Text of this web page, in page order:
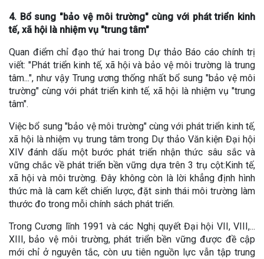
4. Bổ sung "bảo vệ môi trường" cùng với phát triển kinh
tế, xã hội là nhiệm vụ "trung tâm"
Quan điểm chỉ đạo thứ hai trong Dự thảo Báo cáo chính trị
viết: "Phát triển kinh tế, xã hội và bảo vệ môi trường là trung
tâm...", như vậy Trung ương thống nhất bổ sung "bảo vệ môi
trường" cùng với phát triển kinh tế, xã hội là nhiệm vụ "trung
tâm".
Việc bổ sung "bảo vệ môi trường" cùng với phát triển kinh tế,
xã hội là nhiệm vụ trung tâm trong Dự thảo Văn kiện Đại hội
XIV đánh dấu một bước phát triển nhận thức sâu sắc và
vững chắc về phát triển bền vững dựa trên 3 trụ cột:Kinh tế,
xã hội và môi trường. Đây không còn là lời khẳng định hình
thức mà là cam kết chiến lược, đặt sinh thái môi trường làm
thước đo trong mỗi chính sách phát triển.
Trong Cương lĩnh 1991 và các Nghị quyết Đại hội VII, VIII,...
XIII, bảo vệ môi trường, phát triển bền vững được đề cập
mới chỉ ở nguyên tắc, còn ưu tiên nguồn lực vẫn tập trung